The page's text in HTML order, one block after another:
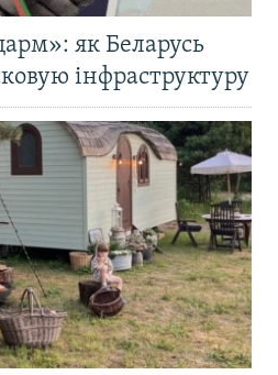
як Беларусь
інфраструктуру